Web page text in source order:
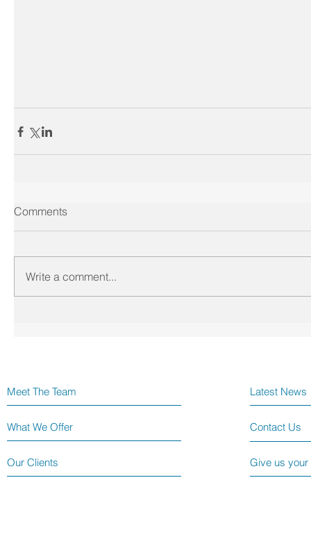
Comments
Write a comment...
Meet The Team
What We Offer
Our Clients
Latest News
Contact Us
Give us